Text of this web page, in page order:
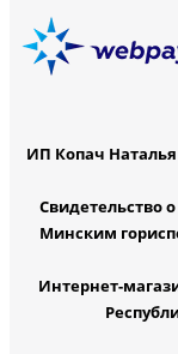
ИП Копач
Свидетельство
Минским
Интернет-